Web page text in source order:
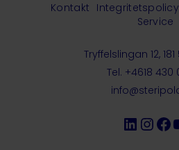
Tryffelslingan 12,
Tel. +4618 430
Kontakt Integritetspolicy
Service